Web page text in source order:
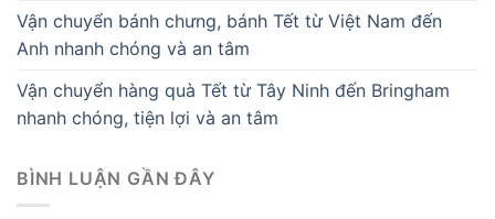
Vận chuyển bánh chưng, bánh Tết từ Việt Nam đến
Anh nhanh chóng và an tâm
Vận chuyển hàng quà Tết từ Tây Ninh đến Bringham
nhanh chóng, tiện lợi và an tâm
BÌNH LUẬN GẦN ĐÂY